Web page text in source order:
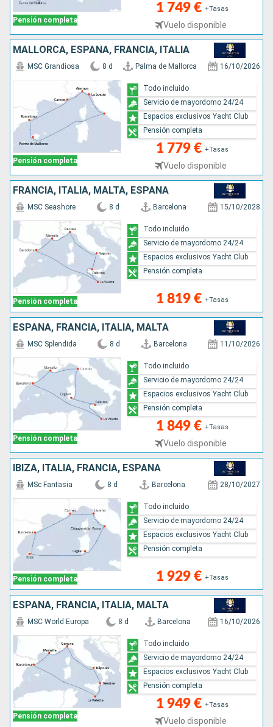
Pensión completa
1 749 € +Tasas
Vuelo disponible
MALLORCA, ESPAÑA, FRANCIA, ITALIA
Pensión completa
MSC Grandiosa 8 d Palma de Mallorca 16/10/2026
1 779 € +Tasas
Vuelo disponible
Todo incluido
Servicio de mayordomo 24/24
Espacios exclusivos Yacht Club
Pensión completa
FRANCIA, ITALIA, MALTA, ESPAÑA
Pensión completa
MSC Seashore 8 d Barcelona 15/10/2028
1 819 € +Tasas
Todo incluido
Servicio de mayordomo 24/24
Espacios exclusivos Yacht Club
Pensión completa
ESPAÑA, FRANCIA, ITALIA, MALTA
Pensión completa
MSC Splendida 8 d Barcelona 11/10/2026
1 849 € +Tasas
Vuelo disponible
Todo incluido
Servicio de mayordomo 24/24
Espacios exclusivos Yacht Club
Pensión completa
IBIZA, ITALIA, FRANCIA, ESPAÑA
Pensión completa
MSc Fantasia 8 d Barcelona 28/10/2027
1 929 € +Tasas
Todo incluido
Servicio de mayordomo 24/24
Espacios exclusivos Yacht Club
Pensión completa
ESPAÑA, FRANCIA, ITALIA, MALTA
Pensión completa
MSC World Europa 8 d Barcelona 16/10/2026
1 949 € +Tasas
Vuelo disponible
Todo incluido
Servicio de mayordomo 24/24
Espacios exclusivos Yacht Club
Pensión completa